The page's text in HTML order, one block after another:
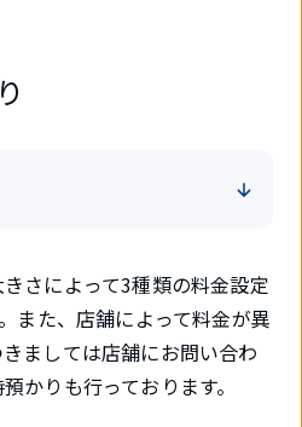
さによって3種類の料金設定
また、店舗によって料金が異
ましては店舗にお問い合わ
かりも行っております。